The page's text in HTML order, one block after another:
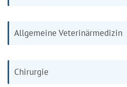
Allgemeine Veterinärmedizin
Chirurgie